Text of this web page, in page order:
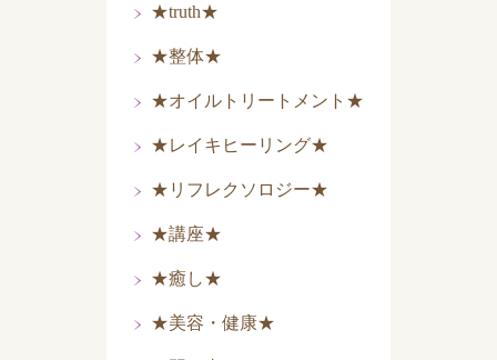
★truth★
★整体★
★オイルトリートメント★
★レイキヒーリング★
★リフレクソロジー★
★講座★
★癒し★
★美容・健康★